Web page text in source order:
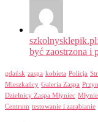
być zaostrzona i
gdańsk zaspa kobieta Policja
Mieszkańcy Galeria Zaspa
Dzielnicy Zaspa Młyniec
Centrum testowanie i zarabianie